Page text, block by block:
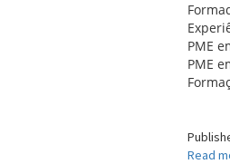
PME
PME
Read